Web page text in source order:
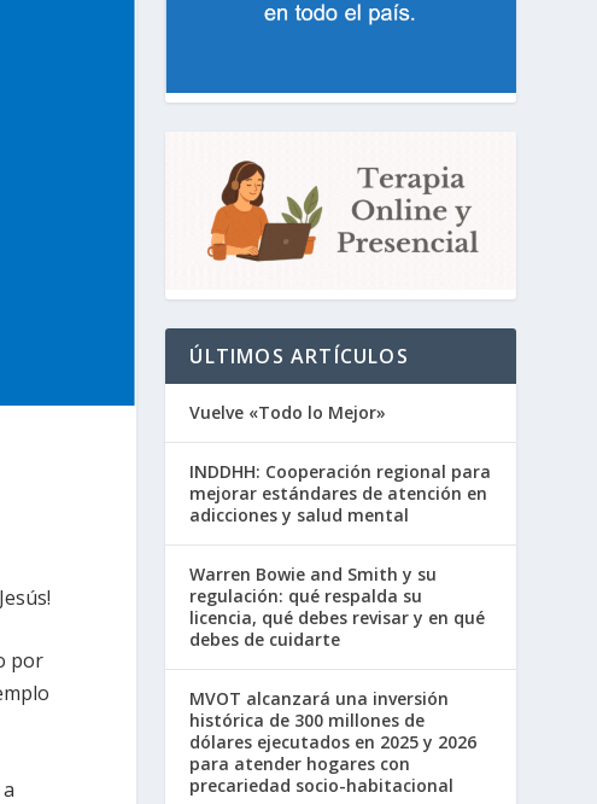
por
ÚLTIMOS ARTÍCULOS
Vuelve «Todo lo Mejor»
INDDHH: Cooperación regional para
mejorar estándares de atención en
adicciones y salud mental
Warren Bowie and Smith y su
regulación: qué respalda su
licencia, qué debes revisar y en qué
debes de cuidarte
MVOT alcanzará una inversión
histórica de 300 millones de
dólares ejecutados en 2025 y 2026
para atender hogares con
precariedad socio-habitacional